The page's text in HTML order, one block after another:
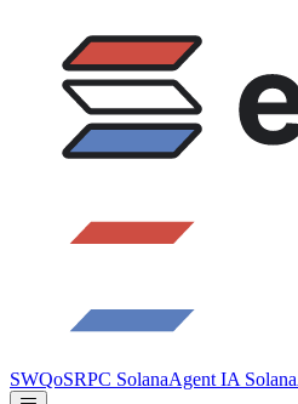
SWQoSRPC SolanaAgent IA Solana